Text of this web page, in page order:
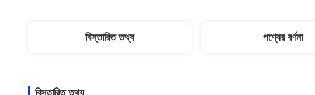
বিস্তারিত তথ্য পণ্যের বর্ণনা
বিস্তারিত তথ্য